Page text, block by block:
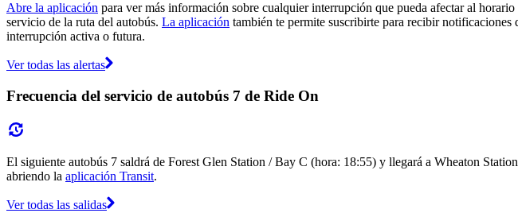
Abre la aplicación para ver más información sobre cualquier interrupción que pueda afectar al
servicio de la ruta del autobús. La aplicación también te permite suscribirte para recibir
interrupción activa o futura.
Ver todas las alertas
Frecuencia del servicio de autobús 7 de Ride On
El siguiente autobús 7 saldrá de Forest Glen Station / Bay C (hora: 18:55) y llegará a Wheaton
abriendo la aplicación Transit.
Ver todas las salidas